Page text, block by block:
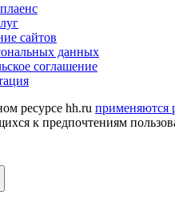
сайтов
данных
соглашение
ресурсе hh.ru применяются
к предпочтениям